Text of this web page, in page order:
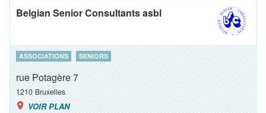
Belgian Senior Consultants asbl
ASSOCIATIONS SENIORS
rue Potagère 7
1210 Bruxelles
VOIR PLAN